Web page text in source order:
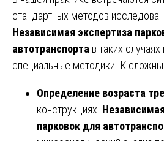
стандартных методов
Независимая экспертиза
автотранспорта в таких
специальные методики. К
Определение возраста
конструкциях.
парковок для